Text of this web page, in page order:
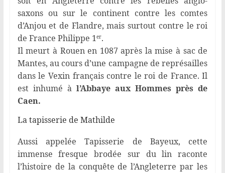
saxons ou sur le continent contre les comtes
d’Anjou et de Flandre, mais surtout contre le roi
de France Philippe 1er.
Il meurt à Rouen en 1087 après la mise à sac de
Mantes, au cours d’une campagne de représailles
dans le Vexin français contre le roi de France. Il
est inhumé à l’Abbaye aux Hommes près de
Caen.
La tapisserie de Mathilde
Aussi appelée Tapisserie de Bayeux, cette
immense fresque brodée sur du lin raconte
l’histoire de la conquête de l’Angleterre par les